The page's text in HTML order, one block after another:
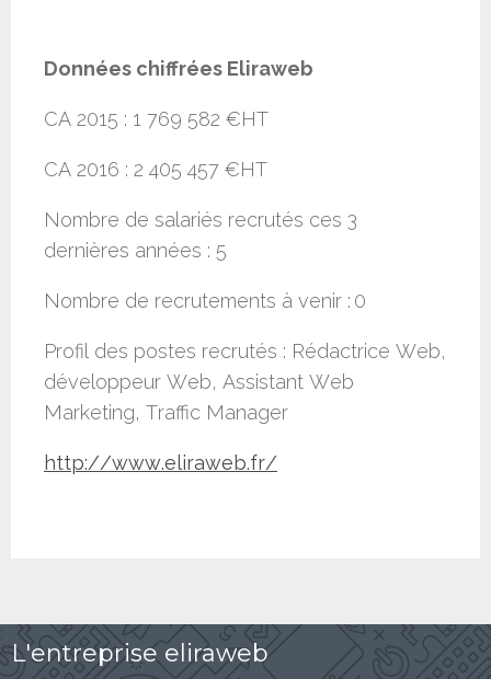
Données chiffrées Eliraweb
CA 2015 : 1 769 582 €HT
CA 2016 : 2 405 457 €HT
Nombre de salariés recrutés ces 3
dernières années : 5
Nombre de recrutements à venir : 0
Profil des postes recrutés : Rédactrice Web,
développeur Web, Assistant Web
Marketing, Traffic Manager
http://www.eliraweb.fr/
L'entreprise eliraweb